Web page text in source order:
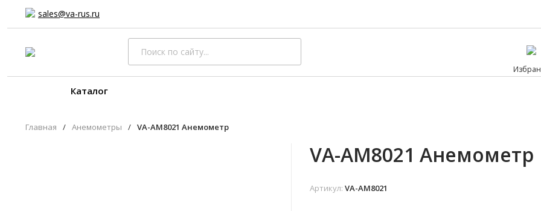
sales@va-rus.ru
Каталог
Главная / Анемометры / VA-AM8021 Анемометр
VA-AM8021 Анемометр
Артикул: VA-AM8021